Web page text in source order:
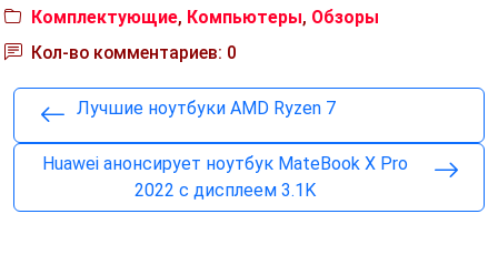
Комплектующие, Компьютеры, Обзоры
Кол-во комментариев: 0
Лучшие ноутбуки AMD Ryzen 7
Huawei анонсирует ноутбук MateBook X Pro
2022 с дисплеем 3.1K